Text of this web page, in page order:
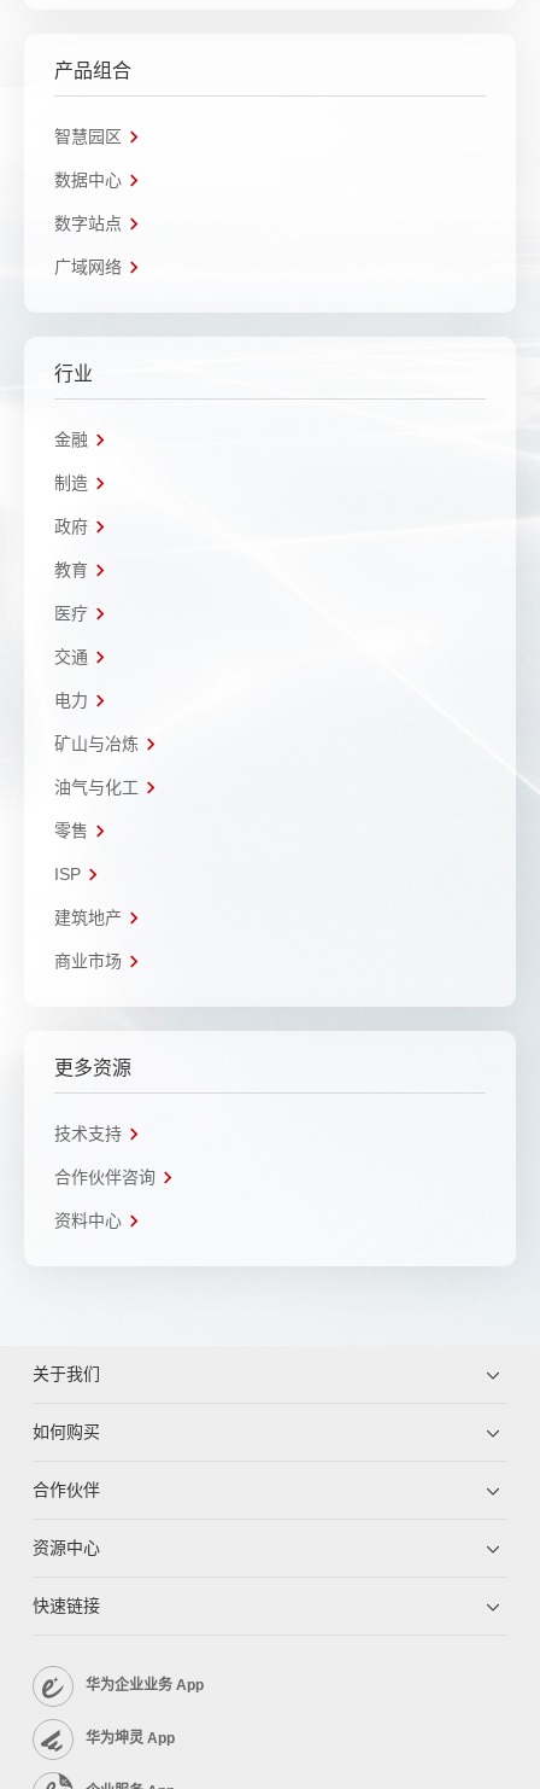
产品组合
智慧园区
数据中心
数字站点
广域网络
行业
金融
制造
政府
教育
医疗
交通
电力
矿山与冶炼
油气与化工
零售
ISP
建筑地产
商业市场
更多资源
技术支持
合作伙伴咨询
资料中心
关于我们
如何购买
合作伙伴
资源中心
快速链接
华为企业业务 App
华为坤灵 App